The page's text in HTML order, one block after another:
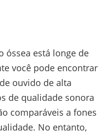
óssea está longe de
você pode encontrar
ouvido de alta
de qualidade sonora
comparáveis a fones
No entanto,